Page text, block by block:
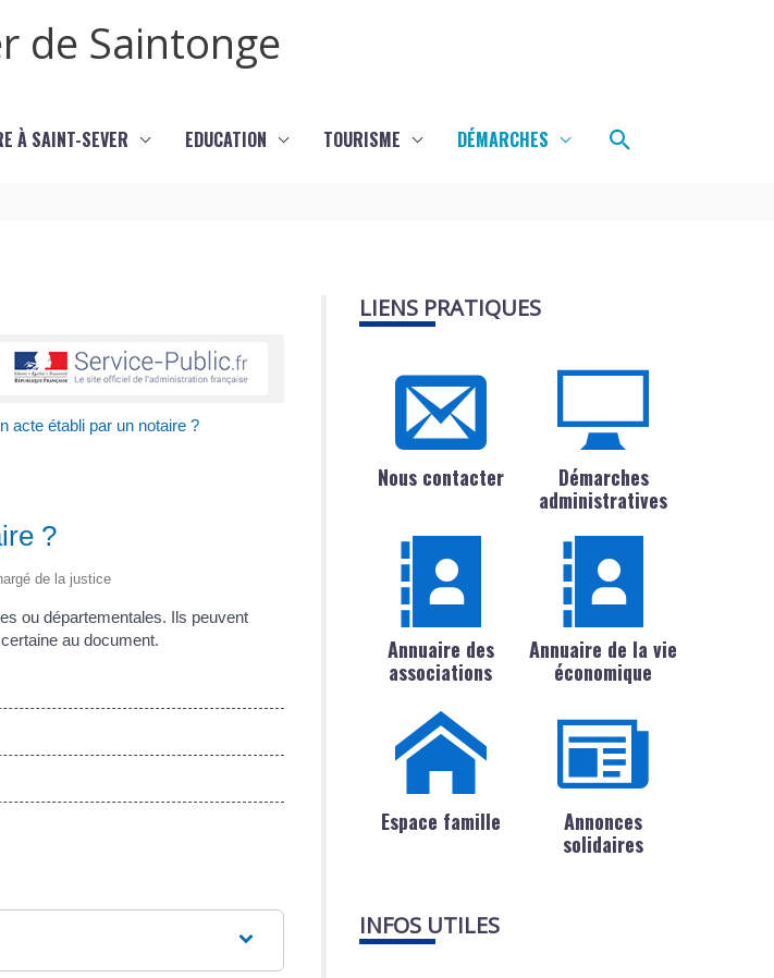
de Saintonge
À SAINT-SEVER EDUCATION TOURISME DÉMARCHES Rechercher
acte établi par un notaire ?
?
de la justice
ou départementales. Ils peuvent
au document.
LIENS PRATIQUES
Nous contacter
Démarches
administratives
Annuaire des
associations
Annuaire de la vie
économique
Espace famille
Annonces
solidaires
INFOS UTILES